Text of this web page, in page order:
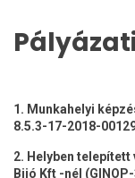
1. Munkahelyi
8.5.3-17-2018-
2. Helyben
Bijó Kft -nél